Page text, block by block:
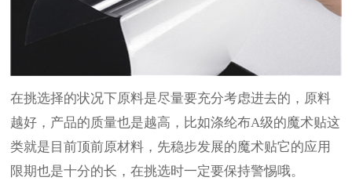
在挑选择的状况下原料是尽量要充分考虑进去的，原料
越好，产品的质量也是越高，比如涤纶布A级的魔术贴这
类就是目前顶前原材料，先稳步发展的魔术贴它的应用
限期也是十分的长，在挑选时一定要保持警惕哦。